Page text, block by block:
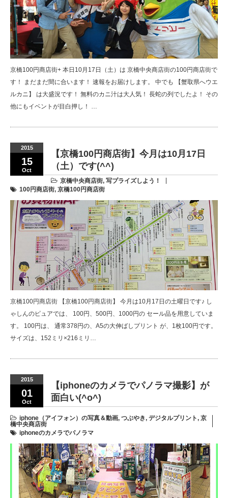
京橋100円商店街+ 本日10月17日（土）は 京橋中央商店街の100円商店街で
す！ まだまだ間に合います！ 速報をお届けします。 中でも 【蟹取県へウエ
ルカニ】 は大盛況です！ 無料のカニ汁は大人気！ 長蛇の列でしたよ！ その
他にもイベントが目白押し！ …
2015
15
Oct
【京橋100円商店街】今月は10月17日
（土）です(^^)
京橋中央商店街, 写プライズしよう！
100円商店街, 京橋100円商店街
京橋100円商店街 【京橋100円商店街】 今月は10月17日の土曜日です♪ し
ゃしんのピュアでは、 100円、500円、1000円の セール品を用意していま
す。 100円は、 通常378円の、A5の大伸ばしプリント が、1枚100円です。
サイズは、152ミリ×216ミリ…
2015
01
Oct
【iphoneのカメラでパノラマ撮影】が
面白い(^o^)
iphone（アイフォン）の写真＆動画, つぶやき, デジタルプリント, 京
橋中央商店街
iphoneのカメラでパノラマ